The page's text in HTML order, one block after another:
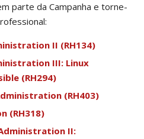
parte da Campanha e torne-
II (RH134)
III: Linux
(RH294)
(RH403)
(RH318)
II: